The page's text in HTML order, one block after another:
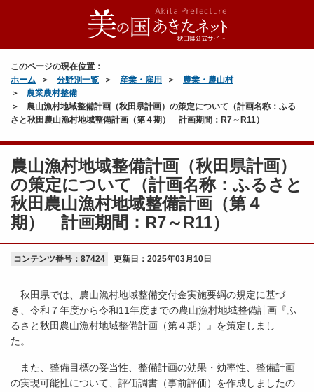
このページの現在位置：
ホーム
分野別一覧 産業・雇用
農業・農山村
農業農村整備
農山漁村地域整備計画（秋田県計画）の策定について（計画名称：ふる
さと秋田農山漁村地域整備計画（第４期） 計画期間：R7～R11）
農山漁村地域整備計画（秋田県計画）
の策定について（計画名称：ふるさと
秋田農山漁村地域整備計画（第４
期） 計画期間：R7～R11）
コンテンツ番号：87424 更新日： 2025年03月10日
秋田県では、農山漁村地域整備交付金実施要綱の規定に基づ
き、令和７年度から令和11年度までの農山漁村地域整備計画『ふ
るさと秋田農山漁村地域整備計画（第４期）』を策定しまし
また、整備目標の妥当性、整備計画の効果・効率性、整備計画
の実現可能性について、評価調書（事前評価）を作成しましたの